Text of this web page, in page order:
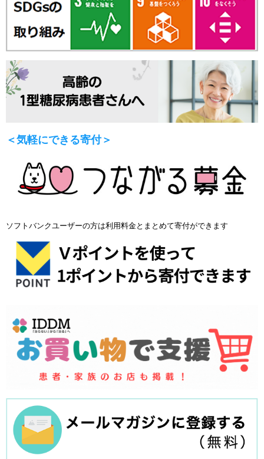
＜気軽にできる寄付＞
ソフトバンクユーザーの方は利用料金とまとめて寄付ができます